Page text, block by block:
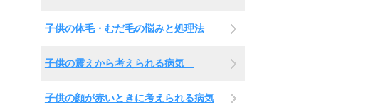
子供の体毛・むだ毛の悩みと処理法
子供の震えから考えられる病気
子供の顔が赤いときに考えられる病気